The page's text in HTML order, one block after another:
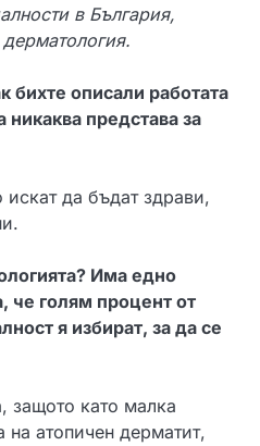
в България,
дерматология.
бихте описали работата
представа за
да бъдат здрави,
Има едно
че голям процент от
я избират, за да се
защото като малка
атопичен дерматит,